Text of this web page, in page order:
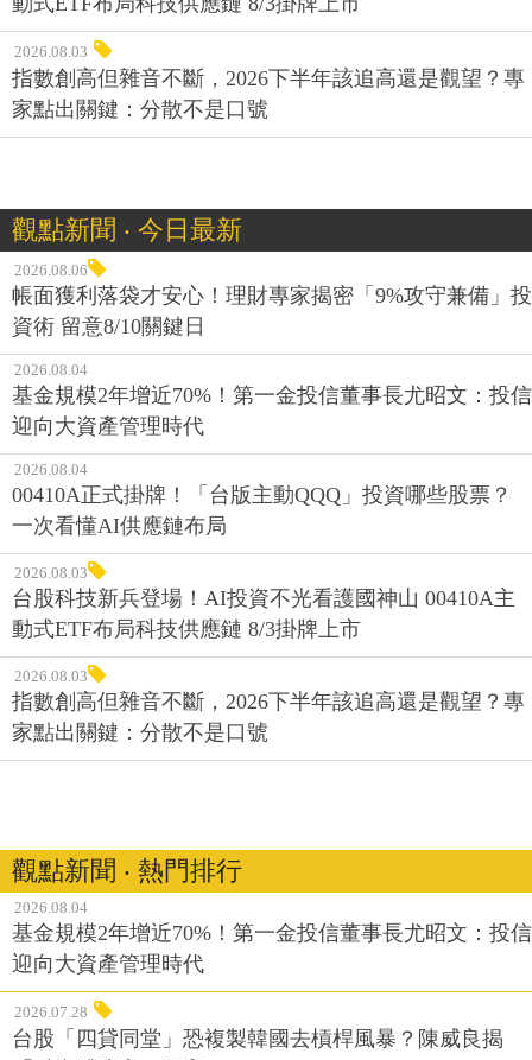
指數創高但雜音不斷，2026下半年該追高還是觀望？專
家點出關鍵：分散不是口號
2026.08.06
帳面獲利落袋才安心！理財專家揭密「9%攻守兼備」投
資術 留意8/10關鍵日
2026.08.04
基金規模2年增近70%！第一金投信董事長尤昭文：投信
迎向大資產管理時代
2026.08.04
00410A正式掛牌！「台版主動QQQ」投資哪些股票？
一次看懂AI供應鏈布局
台股科技新兵登場！AI投資不光看護國神山 00410A主
動式ETF布局科技供應鏈 8/3掛牌上市
指數創高但雜音不斷，2026下半年該追高還是觀望？專
家點出關鍵：分散不是口號
2026.08.04
基金規模2年增近70%！第一金投信董事長尤昭文：投信
迎向大資產管理時代
台股「四貸同堂」恐複製韓國去槓桿風暴？陳威良揭
「融資體脂率」不高